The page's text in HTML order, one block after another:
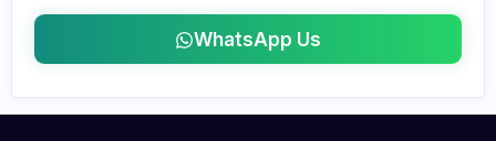
WhatsApp Us